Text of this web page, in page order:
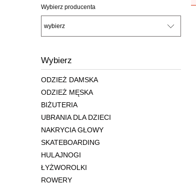
Wybierz producenta
Wybierz
ODZIEŻ DAMSKA
ODZIEŻ MĘSKA
BIŻUTERIA
UBRANIA DLA DZIECI
NAKRYCIA GŁOWY
SKATEBOARDING
HULAJNOGI
ŁYŻWOROLKI
ROWERY